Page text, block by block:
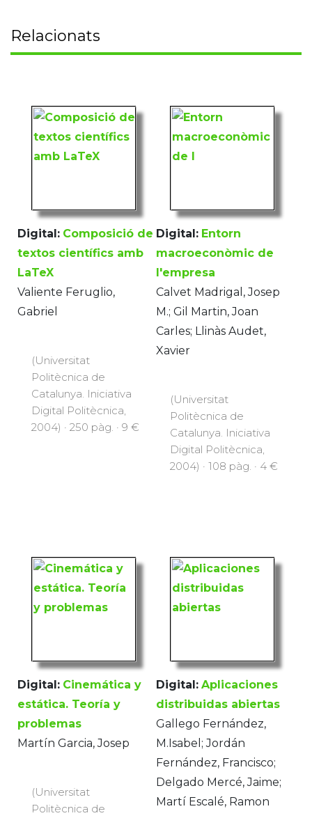
Relacionats
Digital: Composició de
textos científics amb
LaTeX
Valiente Feruglio,
Gabriel
(Universitat
Politècnica de
Catalunya. Iniciativa
Digital Politècnica,
2004) · 250 pàg. · 9 €
Digital: Entorn
macroeconòmic de
l'empresa
Calvet Madrigal, Josep
M.; Gil Martin, Joan
Carles; Llinàs Audet,
Xavier
(Universitat
Politècnica de
Catalunya. Iniciativa
Digital Politècnica,
2004) · 108 pàg. · 4 €
Digital: Cinemática y
estática. Teoría y
problemas
Martín Garcia, Josep
(Universitat
Politècnica de
Digital: Aplicaciones
distribuidas abiertas
Gallego Fernández,
M.Isabel; Jordán
Fernández, Francisco;
Delgado Mercé, Jaime;
Martí Escalé, Ramon